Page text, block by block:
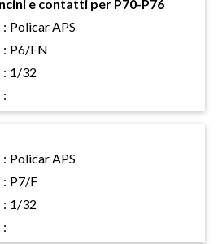
e contatti per P70-P76
: Policar APS
: P6/FN
: 1/32
:
: Policar APS
: P7/F
: 1/32
: